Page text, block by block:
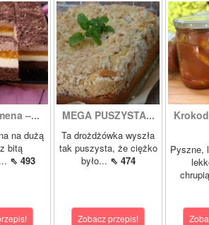
–...
na dużą
bitą
⇖ 493
MEGA PUSZYSTA...
Ta drożdżówka wyszła
tak puszysta, że ciężko
było... ⇖ 474
Zobacz przepis!
Pyszne,